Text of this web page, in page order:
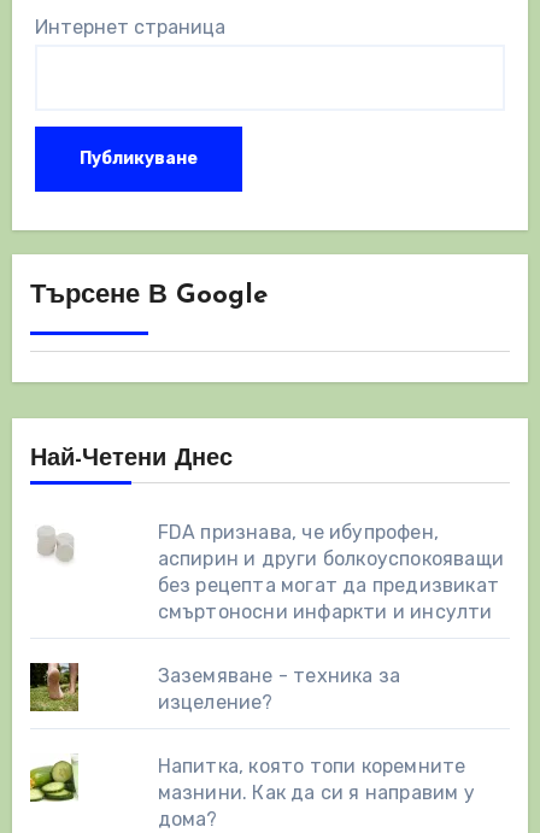
Интернет страница
Търсене В Google
Най-Четени Днес
FDA признава, че ибупрофен,
аспирин и други болкоуспокояващи
без рецепта могат да предизвикат
смъртоносни инфаркти и инсулти
Заземяване - техника за
изцеление?
Напитка, която топи коремните
мазнини. Как да си я направим у
дома?